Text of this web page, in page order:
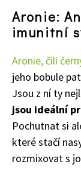
Aronie:
imunitní
Aronie, čili
jeho bobule
Jsou z ní ty
jsou ideální
Pochutnat si
které stačí
rozmixovat s